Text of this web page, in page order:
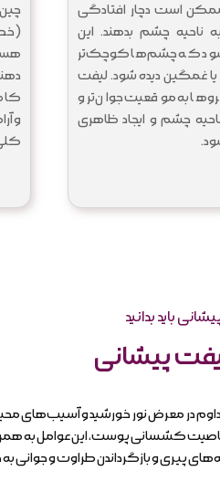
است دچار افتادگی
ناحیه چشم بدهند. این
شود که چشم‌ها کوچک‌تر
یا غمگین دیده شود. لیفت
به موقعیت جوان‌تر و
چشم و ایجاد ظاهری
و
باید بدانید
پیشانی
در معرض نور خورشید و آسیب‌های
کشسانی پوست، این عوامل به
پیری و بازگرداندن طراوت و جوانی